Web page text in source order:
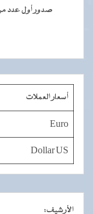
صدور أول عدد
أسعار العملات
Euro
Dollar US
الأرشيف: